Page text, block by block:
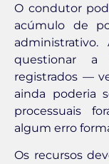
O condutor
acúmulo de
questionar
registrados —
ainda poderia
processuais
algum erro
Os recursos